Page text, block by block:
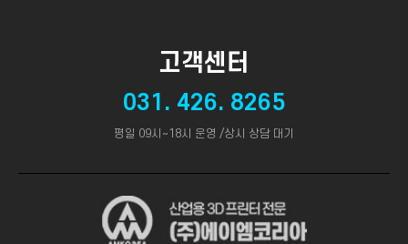
고객센터
031. 426. 8265
평일 09시~18시 운영 /상시 상담 대기